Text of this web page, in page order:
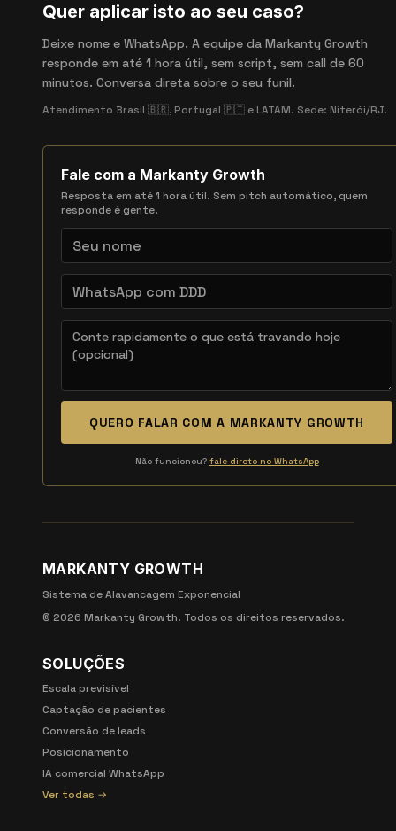
Quer aplicar isto ao seu caso?
Deixe nome e WhatsApp. A equipe da Markanty Growth
responde em até 1 hora útil, sem script, sem call de 60
minutos. Conversa direta sobre o seu funil.
Atendimento Brasil 🇧🇷, Portugal 🇵🇹 e LATAM. Sede: Niterói/RJ.
Fale com a Markanty Growth
Resposta em até 1 hora útil. Sem pitch automático, quem
responde é gente.
QUERO FALAR COM A MARKANTY GROWTH
Não funcionou? fale direto no WhatsApp
MARKANTY GROWTH
Sistema de Alavancagem Exponencial
© 2026 Markanty Growth. Todos os direitos reservados.
SOLUÇÕES
Escala previsível
Captação de pacientes
Conversão de leads
Posicionamento
IA comercial WhatsApp
Ver todas →